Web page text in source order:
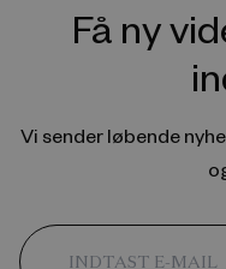
Få ny
Vi sender løbende